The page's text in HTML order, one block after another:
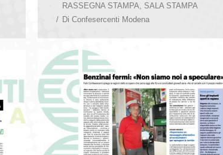
RASSEGNA STAMPA
SALA STAMPA
Di Confesercenti Modena